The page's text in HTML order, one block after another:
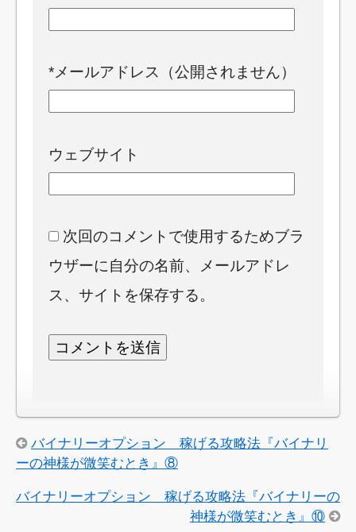
*メールアドレス（公開されません）
ウェブサイト
次回のコメントで使用するためブラ
ウザーに自分の名前、メールアドレ
ス、サイトを保存する。
バイナリーオプション 稼げる攻略法『バイナリ
ーの神様が微笑むとき』⑧
バイナリーオプション 稼げる攻略法『バイナリーの
神様が微笑むとき』⑩